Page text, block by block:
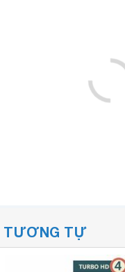
TƯƠNG TỰ